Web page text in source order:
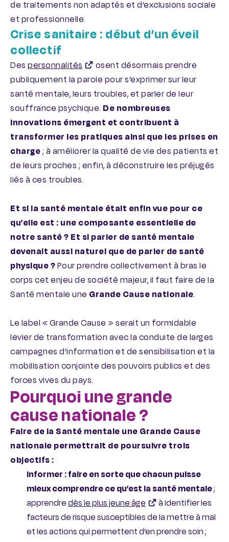
de traitements non adaptés et d’exclusions sociale
et professionnelle.
Crise sanitaire : début d’un éveil
collectif
Des personnalités
osent désormais prendre
publiquement la parole pour s’exprimer sur leur
santé mentale, leurs troubles, et parler de leur
souffrance psychique. De nombreuses
innovations émergent et contribuent à
transformer les pratiques ainsi que les prises en
charge; à améliorer la qualité de vie des patients et
de leurs proches ; enfin, à déconstruire les préjugés
liés à ces troubles.
Et si la santé mentale était enfin vue pour ce
qu’elle est : une composante essentielle de
notre santé ? Et si parler de santé mentale
devenait aussi naturel que de parler de santé
physique ?Pour prendre collectivement à bras le
corps cet enjeu de société majeur, il faut faire de la
Santé mentale une Grande Cause nationale.
Le label « Grande Cause » serait un formidable
levier de transformation avec la conduite de larges
campagnes d’information et de sensibilisation et la
mobilisation conjointe des pouvoirs publics et des
forces vives du pays.
Pourquoi une grande
cause nationale ?
Faire de la Santé mentale une Grande Cause
nationale permettrait de poursuivre trois
objectifs :
Informer : faire en sorte que chacun puisse
mieux comprendre ce qu’est la santé mentale;
apprendredès le plus jeune âge
à identifier les
facteurs de risque susceptibles de la mettre à mal
et les actions qui permettent d’en prendre soin ;